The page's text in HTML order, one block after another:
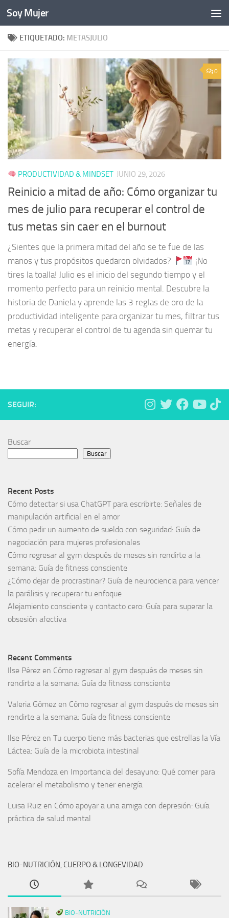
Bajo el contenido
Soy Mujer
ETIQUETADO: METASJULIO
0
PRODUCTIVIDAD & MINDSET JUNIO 29, 2026
Reinicio a mitad de año: Cómo organizar tu
mes de julio para recuperar el control de
tus metas sin caer en el burnout
¿Sientes que la primera mitad del año se te fue de las
manos y tus propósitos quedaron olvidados?
¡No
tires la toalla! Julio es el inicio del segundo tiempo y el
momento perfecto para un reinicio mental. Descubre la
historia de Daniela y aprende las 3 reglas de oro de la
productividad inteligente para organizar tu mes, filtrar tus
metas y recuperar el control de tu agenda sin quemar tu
energía.
SEGUIR:
Buscar
Buscar
Recent Posts
Cómo detectar si usa ChatGPT para escribirte: Señales de
manipulación artificial en el amor
Cómo pedir un aumento de sueldo con seguridad: Guía de
negociación para mujeres profesionales
Cómo regresar al gym después de meses sin rendirte a la
semana: Guía de fitness consciente
¿Cómo dejar de procrastinar? Guía de neurociencia para vencer
la parálisis y recuperar tu enfoque
Alejamiento consciente y contacto cero: Guía para superar la
obsesión afectiva
Recent Comments
Ilse Pérez en Cómo regresar al gym después de meses sin
rendirte a la semana: Guía de fitness consciente
Valeria Gómez en Cómo regresar al gym después de meses sin
rendirte a la semana: Guía de fitness consciente
Ilse Pérez en Tu cuerpo tiene más bacterias que estrellas la Vía
Láctea: Guía de la microbiota intestinal
Sofía Mendoza en Importancia del desayuno: Qué comer para
acelerar el metabolismo y tener energía
Luisa Ruiz en Cómo apoyar a una amiga con depresión: Guía
práctica de salud mental
BIO-NUTRICIÓN, CUERPO & LONGEVIDAD
BIO-NUTRICIÓN